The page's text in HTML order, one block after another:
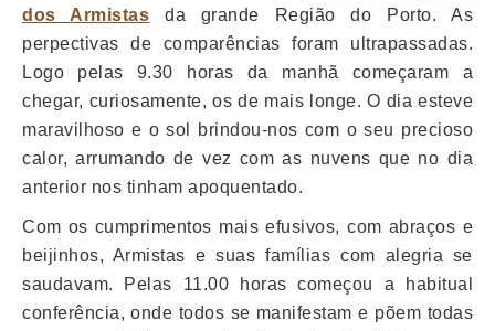
dos Armistas da grande Região do Porto. As
perpectivas de comparências foram ultrapassadas.
Logo pelas 9.30 horas da manhã começaram a
chegar, curiosamente, os de mais longe. O dia esteve
maravilhoso e o sol brindou-nos com o seu precioso
calor, arrumando de vez com as nuvens que no dia
anterior nos tinham apoquentado.
Com os cumprimentos mais efusivos, com abraços e
beijinhos, Armistas e suas famílias com alegria se
saudavam. Pelas 11.00 horas começou a habitual
conferência, onde todos se manifestam e põem todas